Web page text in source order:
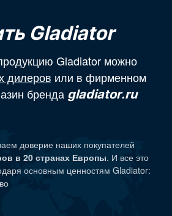
Gladiator
Gladiator можно
дилеров или в фирменном
бренда gladiator.ru
доверие наших покупателей
в 20 странах Европы. И все это
основным ценностям Gladiator: